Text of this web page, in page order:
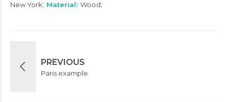
New York
Material Wood
PREVIOUS
Paris example